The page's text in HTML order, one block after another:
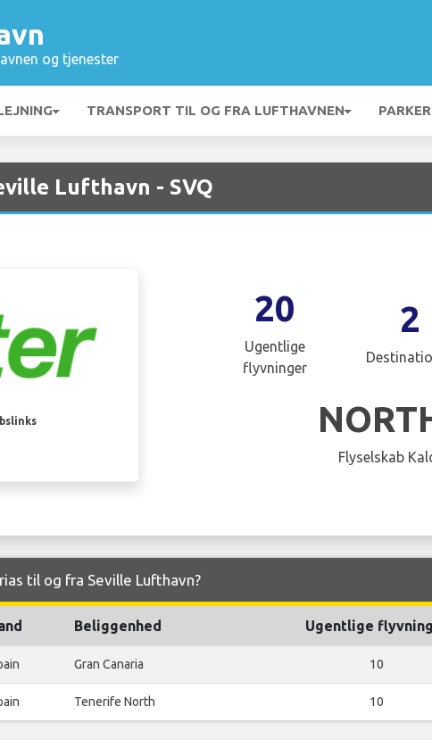
og tjenester
TRANSPORT TIL OG FRA LUFTHAVNEN
Lufthavn - SVQ
20
Ugentlige
flyvninger
2
Flyselskab
til og fra Seville Lufthavn?
Beliggenhed Ugentlige
Gran Canaria 10
Tenerife North 10